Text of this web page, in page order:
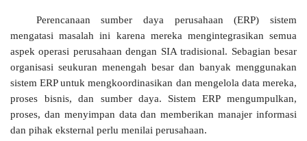
Perencanaan sumber daya perusahaan (ERP) sistem
mengatasi masalah ini karena mereka mengintegrasikan semua
aspek operasi perusahaan dengan SIA tradisional. Sebagian besar
organisasi seukuran menengah besar dan banyak menggunakan
sistem ERP untuk mengkoordinasikan dan mengelola data mereka,
proses bisnis, dan sumber daya.
Sistem ERP mengumpulkan,
proses, dan menyimpan data dan memberikan manajer informasi
dan pihak eksternal perlu menilai perusahaan.